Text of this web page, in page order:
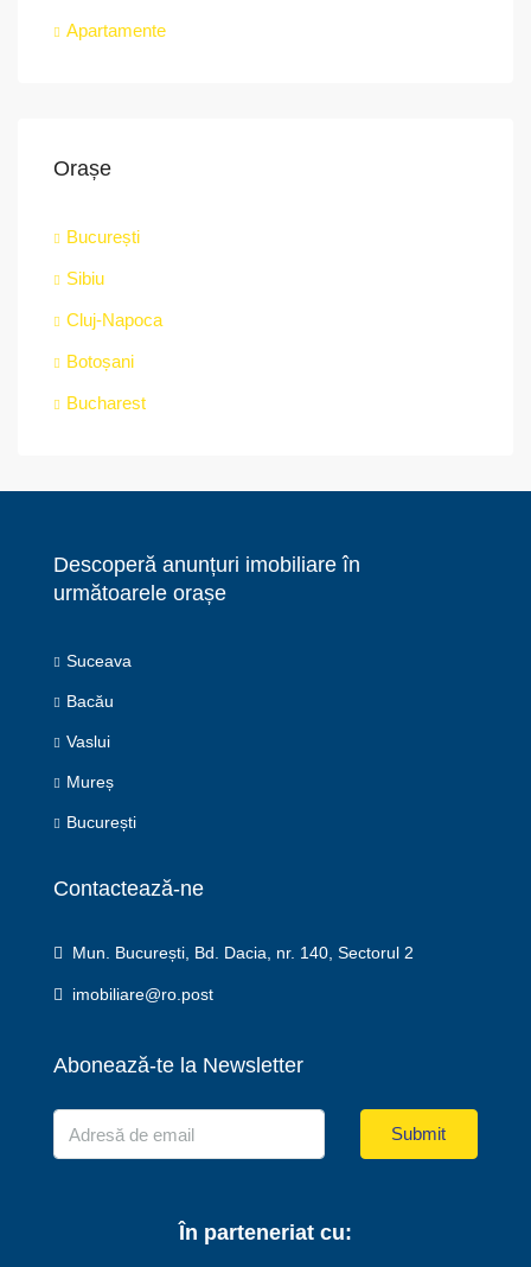
Apartamente
Orașe
București
Sibiu
Cluj-Napoca
Botoșani
Bucharest
Descoperă anunțuri imobiliare în
următoarele orașe
Suceava
Bacău
Vaslui
Mureș
București
Contactează-ne
Mun. București, Bd. Dacia, nr. 140, Sectorul 2
imobiliare@ro.post
Abonează-te la Newsletter
Submit
În parteneriat cu: